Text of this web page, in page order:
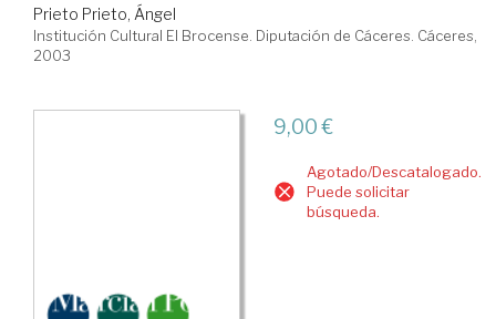
Prieto Prieto, Ángel
Institución Cultural El Brocense. Diputación de Cáceres. Cáceres,
2003
9,00 €
Agotado/Descatalogado.
Puede solicitar
búsqueda.